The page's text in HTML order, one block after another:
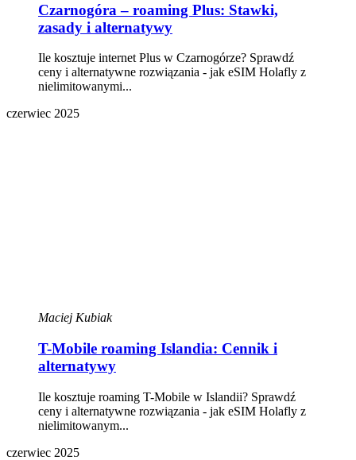
Czarnogóra – roaming Plus: Stawki,
zasady i alternatywy
Ile kosztuje internet Plus w Czarnogórze? Sprawdź
ceny i alternatywne rozwiązania - jak eSIM Holafly z
nielimitowanymi...
czerwiec 2025
Maciej Kubiak
T-Mobile roaming Islandia: Cennik i
alternatywy
Ile kosztuje roaming T-Mobile w Islandii? Sprawdź
ceny i alternatywne rozwiązania - jak eSIM Holafly z
nielimitowanym...
czerwiec 2025